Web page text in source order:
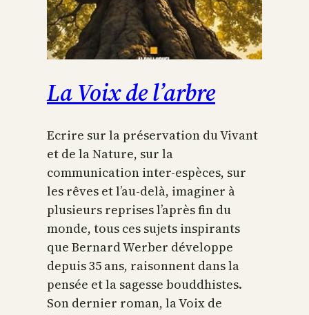
La Voix de l’arbre
Ecrire sur la préservation du Vivant
et de la Nature, sur la
communication inter-espèces, sur
les rêves et l’au-delà, imaginer à
plusieurs reprises l’après fin du
monde, tous ces sujets inspirants
que Bernard Werber développe
depuis 35 ans, raisonnent dans la
pensée et la sagesse bouddhistes.
Son dernier roman, la Voix de